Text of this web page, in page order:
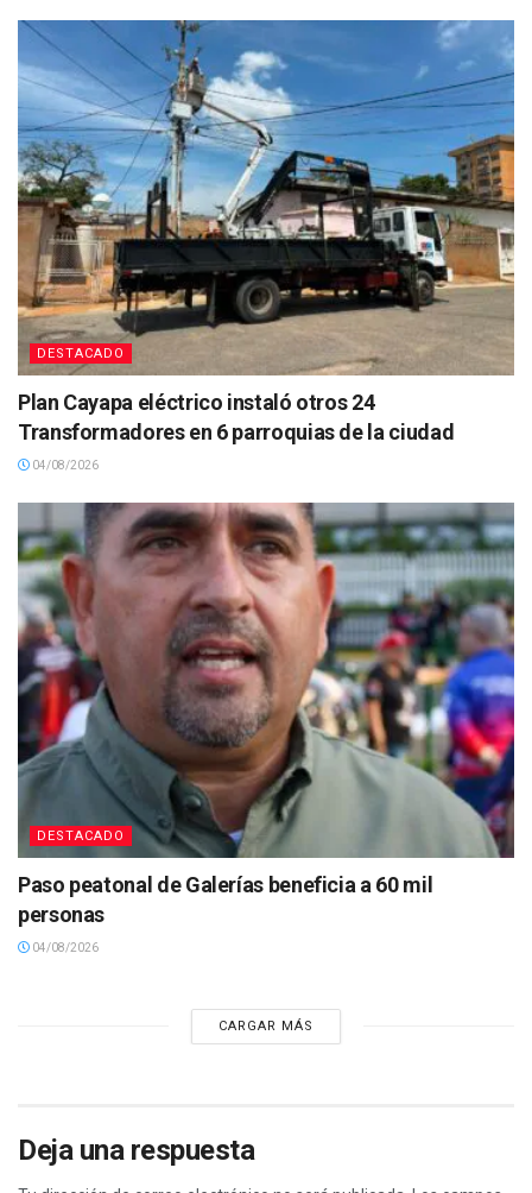
DESTACADO
Plan Cayapa eléctrico instaló otros 24
Transformadores en 6 parroquias de la ciudad
04/08/2026
DESTACADO
Paso peatonal de Galerías beneficia a 60 mil
personas
04/08/2026
CARGAR MÁS
Deja una respuesta